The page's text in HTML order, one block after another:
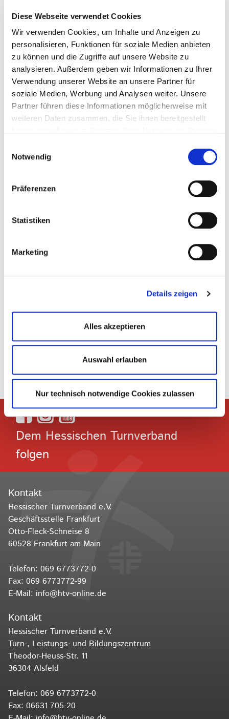
Diese Webseite verwendet Cookies
Wir verwenden Cookies, um Inhalte und Anzeigen zu
personalisieren, Funktionen für soziale Medien anbieten
zu können und die Zugriffe auf unsere Website zu
analysieren. Außerdem geben wir Informationen zu Ihrer
Verwendung unserer Website an unsere Partner für
soziale Medien, Werbung und Analysen weiter. Unsere
Partner führen diese Informationen möglicherweise mit
weiteren Daten zusammen, die Sie ihnen bereitgestellt
Notwendig
Präferenzen
Statistiken
Marketing
Details zeigen
Alles akzeptieren
Auswahl erlauben
Nur technisch notwendige Cookies zulassen
tolle, aber nicht ganz billige und organisatorisch
aufwendige Erlebnis ermöglicht haben.
Das nächste größere Ziel ist die Europameisterschaft im
nächsten Sommer in Oslo, wo ein Jahr darauf auch die
nächste Weltmeisterschaft ausgetragen werden soll.
Doch dafür muss man sich erst bei den hessischen und
deutschen Meisterschaften qualifizieren. Darum heißt es
– nach einer kleinen Verschnaufpause – wieder
trainieren, trainieren und trainieren. Und die neuen
Erkenntnisse aus den Weltmeisterschaften in die eigenen
Zurück
Dem Hessischen Turnverband
folgen
Kontakt
Hessischer Turnverband e.V.
Geschäftsstelle Frankfurt
Otto-Fleck-Schneise 8
60528 Frankfurt am Main
Telefon: 069 6773772-0
Fax: 069 6773772-99
E-Mail: info@htv-online.de
Kontakt
Hessischer Turnverband e.V.
Turn-, Leistungs- und Bildungszentrum
Theodor-Heuss-Str. 11
36304 Alsfeld
Telefon: 069 6773772-0
Fax: 06631 705-20